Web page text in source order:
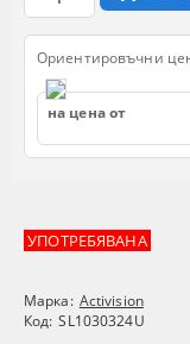
УПОТРЕБЯВАНА
Марка: Activision
Код: SL1030324U
Ориентировъчни
на цена от